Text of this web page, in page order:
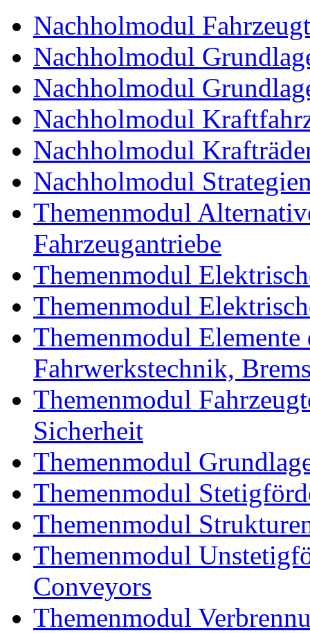
Nachholmodul
Nachholmodul
Nachholmodul
Nachholmodul
Nachholmodul
Nachholmodul
Themenmodul
Fahrzeugantriebe
Themenmodul
Themenmodul
Themenmodul Elemente
Fahrwerkstechnik,
Themenmodul
Sicherheit
Themenmodul
Themenmodul
Themenmodul
Themenmodul
Conveyors
Themenmodul